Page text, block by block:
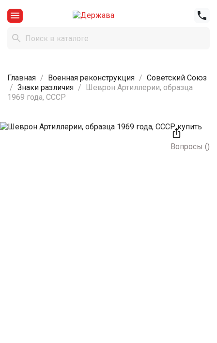



Главная Военная реконструкция
Советский Союз
Знаки различия
Шеврон Артиллерии, образца
1969 года, СССР

Вопросы ()